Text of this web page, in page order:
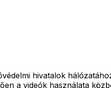
hivatalok
a videók használata